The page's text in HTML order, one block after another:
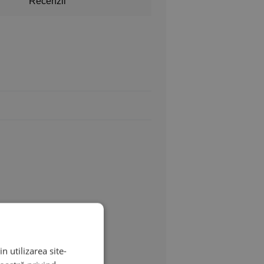
utilizarea site-